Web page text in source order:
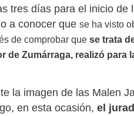
tres días para el inicio de
a conocer que se ha visto
de comprobar que se trata
de Zumárraga, realizó para
la imagen de las Malen
en esta ocasión, el